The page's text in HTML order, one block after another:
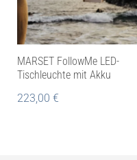
MARSET FollowMe LED-
Tischleuchte mit Akku
223,00 €